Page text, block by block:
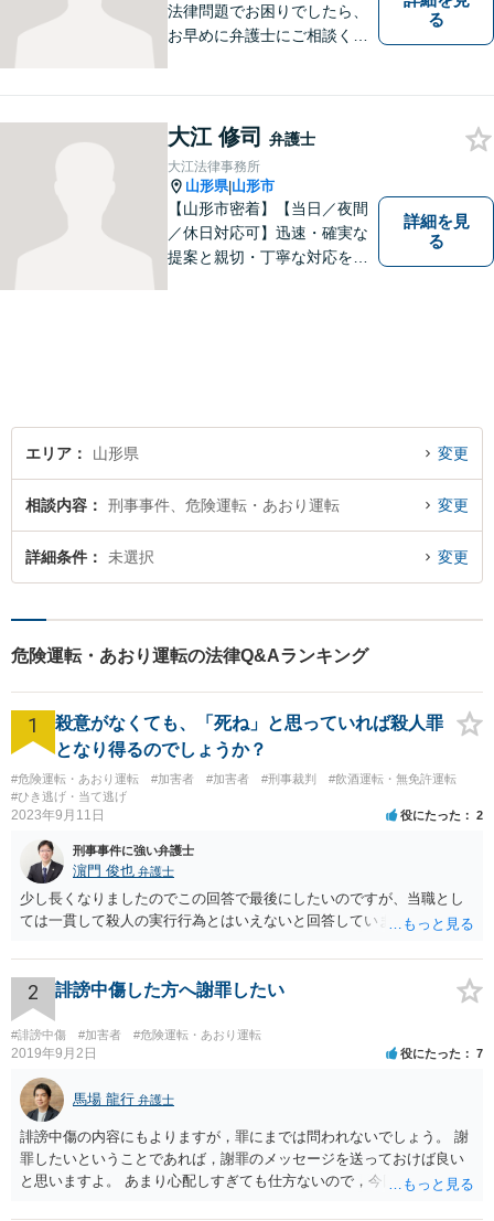
法律問題でお困りでしたら、
お早めに弁護士にご相談くだ
る
大江 修司 弁護士
大江法律事務所
山形県|山形市
【山形市密着】【当日／夜間
／休日対応可】迅速・確実な
提案と親切・丁寧な対応をい
伝いをいたします。
詳細を見
る
エリア 山形県 変更
相談内容 刑事事件、危険運転・あおり運転 変更
詳細条件 未選択 変更
危険運転・あおり運転の法律Q&Aランキング
1
殺意がなくても、「死ね」と思っていれば殺人罪
となり得るのでしょうか？
#危険運転・あおり運転 #加害者 #加害者 #刑事裁判
#飲酒運転・無免許運転
#ひき逃げ・当て逃げ
2023年9月11日 役にたった 2
刑事事件に強い弁護士
濵門 俊也 弁護士
少し長くなりましたのでこの回答で最後にしたいのですが、当職とし
ては一貫して殺人の実行行為とはいえないと回答しています。
2 誹謗中傷した方へ謝罪したい
#誹謗中傷 #加害者 #危険運転・あおり運転
2019年9月2日 役にたった 7
馬場 龍行 弁護士
誹謗中傷の内容にもよりますが，罪にまでは問われないでしょう。 謝
罪したいということであれば，謝罪のメッセージを送っておけば良い
と思いますよ。 あまり心配しすぎても仕方ないので，今回の教訓を今